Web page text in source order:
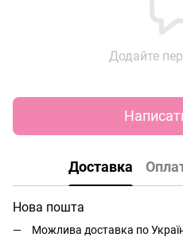
Додайте
Доставка
Нова пошта
Можлива доставка по